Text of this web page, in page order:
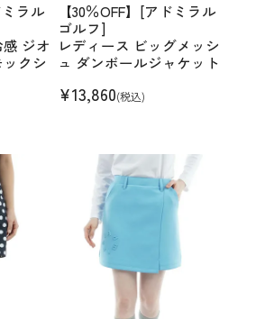
ミラル
ジオ
クシ
【30％OFF】[アドミラル
ゴルフ]
レディース ビッグメッシ
ュ ダンボールジャケット
¥13,860(税込)